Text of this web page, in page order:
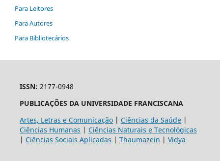
Para Leitores
Para Autores
Para Bibliotecários
ISSN: 2177-0948
PUBLICAÇÕES DA UNIVERSIDADE FRANCISCANA
Artes, Letras e Comunicação| Ciências da Saúde|
Ciências Humanas | Ciências Naturais e Tecnológicas
| Ciências Sociais Aplicadas | Thaumazein | Vidya